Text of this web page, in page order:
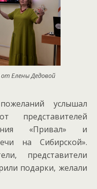
Елены Дедовой
услышал
представителей
«Привал» и
на Сибирской».
представители
подарки, желали